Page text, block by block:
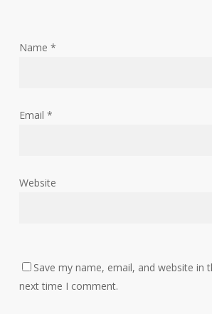
Name *
Email *
Website
Save my name, email, and website in
next time I comment.